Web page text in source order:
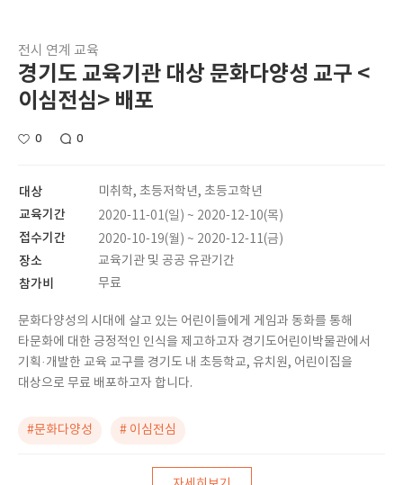
전시 연계 교육
경기도 교육기관 대상 문화다양성 교구 <
이심전심> 배포
0 0
대상 미취학, 초등저학년, 초등고학년
교육기간 2020-11-01(일) ~ 2020-12-10(목)
접수기간 2020-10-19(월) ~ 2020-12-11(금)
장소 교육기관 및 공공 유관기간
참가비 무료
문화다양성의 시대에 살고 있는 어린이들에게 게임과 동화를 통해
타문화에 대한 긍정적인 인식을 제고하고자 경기도어린이박물관에서
기획·개발한 교육 교구를 경기도 내 초등학교, 유치원, 어린이집을
대상으로 무료 배포하고자 합니다.
#문화다양성 # 이심전심